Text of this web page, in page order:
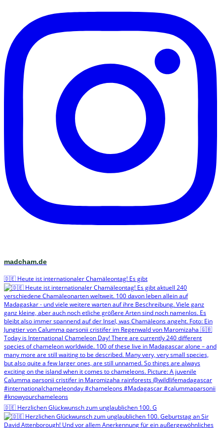
madcham.de
🇩🇪 Heute ist internationaler Chamäleontag! Es gibt
🇩🇪 Herzlichen Glückwunsch zum unglaublichen 100. G